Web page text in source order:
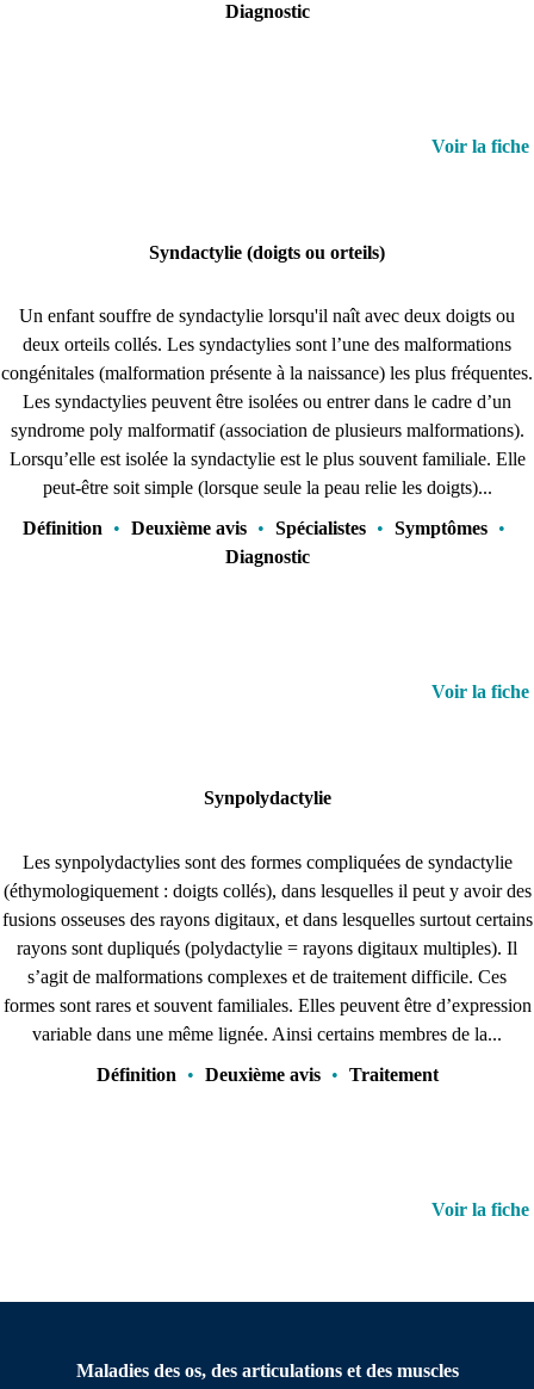
Diagnostic
Voir la fiche
Syndactylie (doigts ou orteils)
Un enfant souffre de syndactylie lorsqu'il naît avec deux doigts ou
deux orteils collés. Les syndactylies sont l’une des malformations
congénitales (malformation présente à la naissance) les plus fréquentes.
Les syndactylies peuvent être isolées ou entrer dans le cadre d’un
syndrome poly malformatif (association de plusieurs malformations).
Lorsqu’elle est isolée la syndactylie est le plus souvent familiale. Elle
peut-être soit simple (lorsque seule la peau relie les doigts)...
Définition • Deuxième avis • Spécialistes • Symptômes •
Diagnostic
Voir la fiche
Synpolydactylie
Les synpolydactylies sont des formes compliquées de syndactylie
(éthymologiquement : doigts collés), dans lesquelles il peut y avoir des
fusions osseuses des rayons digitaux, et dans lesquelles surtout certains
rayons sont dupliqués (polydactylie = rayons digitaux multiples). Il
s’agit de malformations complexes et de traitement difficile. Ces
formes sont rares et souvent familiales. Elles peuvent être d’expression
variable dans une même lignée. Ainsi certains membres de la...
Définition
• Deuxième avis • Traitement
Voir la fiche
Maladies des os, des articulations et des muscles